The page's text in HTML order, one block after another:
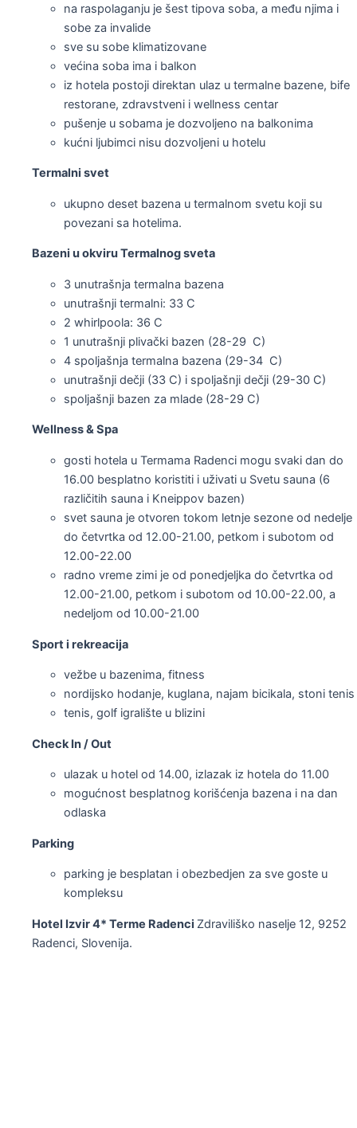
na raspolaganju je šest tipova soba, a među njima i
sobe za invalide
sve su sobe klimatizovane
većina soba ima i balkon
iz hotela postoji direktan ulaz u termalne bazene, bife
restorane, zdravstveni i wellness centar
pušenje u sobama je dozvoljeno na balkonima
kućni ljubimci nisu dozvoljeni u hotelu
Termalni svet
ukupno deset bazena u termalnom svetu koji su
povezani sa hotelima.
Bazeni u okviru Termalnog sveta
3 unutrašnja termalna bazena
unutrašnji termalni: 33 C
2 whirlpoola: 36 C
1 unutrašnji plivački bazen (28-29 C)
4 spoljašnja termalna bazena (29-34 C)
unutrašnji dečji (33 C) i spoljašnji dečji (29-30 C)
spoljašnji bazen za mlade (28-29 C)
Wellness & Spa
gosti hotela u Termama Radenci mogu svaki dan do
16.00 besplatno koristiti i uživati u Svetu sauna (6
različitih sauna i Kneippov bazen)
svet sauna je otvoren tokom letnje sezone od nedelje
do četvrtka od 12.00-21.00, petkom i subotom od
12.00-22.00
radno vreme zimi je od ponedjeljka do četvrtka od
12.00-21.00, petkom i subotom od 10.00-22.00, a
nedeljom od 10.00-21.00
Sport i rekreacija
vežbe u bazenima, fitness
nordijsko hodanje, kuglana, najam bicikala, stoni tenis
tenis, golf igralište u blizini
Check In / Out
ulazak u hotel od 14.00, izlazak iz hotela do 11.00
mogućnost besplatnog korišćenja bazena i na dan
odlaska
Parking
parking je besplatan i obezbedjen za sve goste u
kompleksu
Hotel Izvir 4* Terme Radenci Zdraviliško naselje 12, 9252
Radenci, Slovenija.